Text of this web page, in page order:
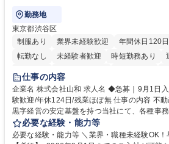
勤務地
東京都渋谷区
制服あり
業界未経験歓迎 年間休日120
転勤なし
未経験者歓迎 時短勤務あり
育休あり
完全週休2日制
仕事の内容
企業名 株式会社山和 求人名 ◆急募｜9月1日入社◆【渋谷/一般事務】未経
験歓迎/年休124日/残業ほぼ無 仕事の内容 不動産事業を展開し、創業以来
黒字経営の安定基盤を持つ当社にて、各種事
がほぼ発生せず、連続した日程の有給取得が
方にお勧めの環境です！ 入社後はOJTを通じて丁寧に研修を行いますの
必要な経験・能力等
必要な経験・能力等 ＼業界・職種未経験OK